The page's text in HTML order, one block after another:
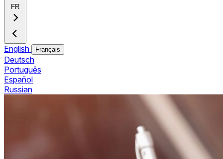
FR
English Français
Deutsch
Português
Español
Russian